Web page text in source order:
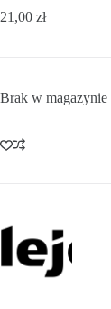
21,00 zł
Brak w magazynie